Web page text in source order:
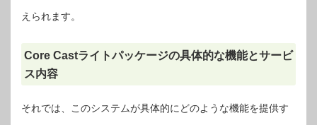
えられます。
Core Castライトパッケージの具体的な機能とサービ
ス内容
それでは、このシステムが具体的にどのような機能を提供す